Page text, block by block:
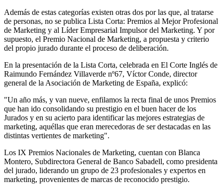
Además de estas categorías existen otras dos por las que, al tratarse
de personas, no se publica Lista Corta: Premios al Mejor Profesional
de Marketing y al Líder Empresarial Impulsor del Marketing. Y por
supuesto, el Premio Nacional de Marketing, a propuesta y criterio
del propio jurado durante el proceso de deliberación.
En la presentación de la Lista Corta, celebrada en El Corte Inglés de
Raimundo Fernández Villaverde nº67, Víctor Conde, director
general de la Asociación de Marketing de España, explicó:
"Un año más, y van nueve, enfilamos la recta final de unos Premios
que han ido consolidando su prestigio en el buen hacer de los
Jurados y en su acierto para identificar las mejores estrategias de
marketing, aquéllas que eran merecedoras de ser destacadas en las
distintas vertientes de marketing".
Los IX Premios Nacionales de Marketing, cuentan con Blanca
Montero, Subdirectora General de Banco Sabadell, como presidenta
del jurado, liderando un grupo de 23 profesionales y expertos en
marketing, provenientes de marcas de reconocido prestigio.